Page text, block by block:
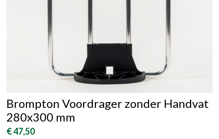
Brompton Voordrager zonder Handvat
280x300 mm
€ 47,50